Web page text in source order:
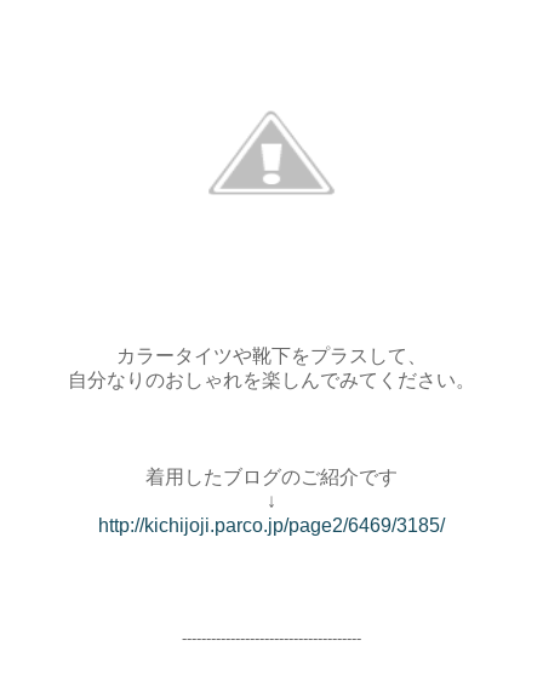
カラータイツや靴下をプラスして、
自分なりのおしゃれを楽しんでみてください。
着用したブログのご紹介です
↓
http://kichijoji.parco.jp/page2/6469/3185/
-------------------------------------